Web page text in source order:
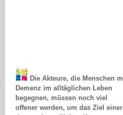
Demenz im alltäglichen Leben
begegnen, müssen noch viel
offener werden, um das Ziel einer
demenzfreundlichen Kommune zu